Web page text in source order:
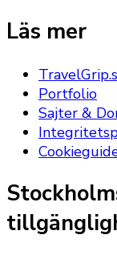
Läs mer
Portfolio
Sajter &